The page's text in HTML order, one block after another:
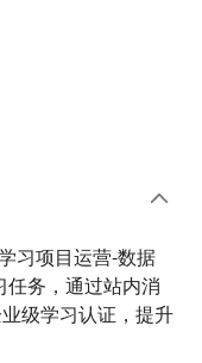
习项目运营-数据
任务，通过站内消
级学习认证，提升